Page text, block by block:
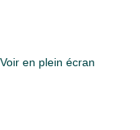
Voir en plein écran